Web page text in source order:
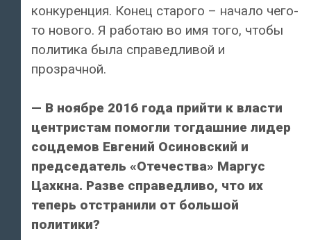
конкуренция. Конец старого – начало чего-
то нового. Я работаю во имя того, чтобы
политика была справедливой и
прозрачной.
— В ноябре 2016 года прийти к власти
центристам помогли тогдашние лидер
соцдемов Евгений Осиновский и
председатель «Отечества» Маргус
Цахкна. Разве справедливо, что их
теперь отстранили от большой
политики?